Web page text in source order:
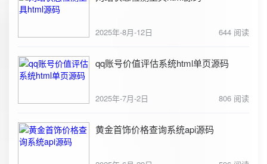
2025年-8月-12日 644 阅读
qq账号价值评估系统html单页源码
2025年-7月-2日 806 阅读
黄金首饰价格查询系统api源码